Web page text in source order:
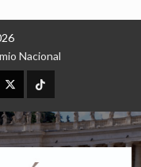
Nacional
X TikTok